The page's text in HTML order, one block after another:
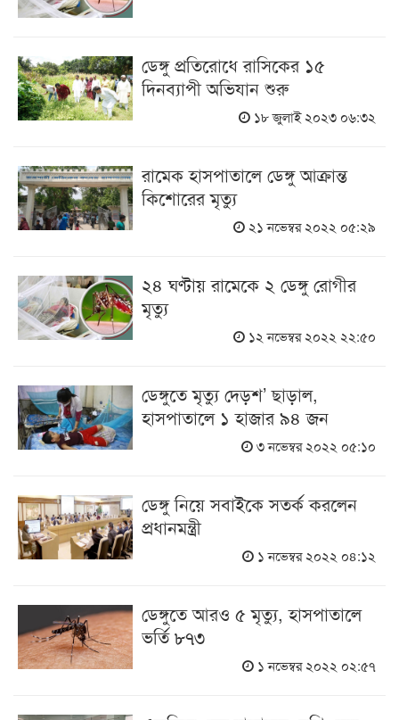
ডেঙ্গু প্রতিরোধে রাসিকের ১৫
দিনব্যাপী অভিযান শুরু
১৮ জুলাই ২০২৩ ০৬:৩২
রামেক হাসপাতালে ডেঙ্গু আক্রান্ত
কিশোরের মৃত্যু
২১ নভেম্বর ২০২২ ০৫:২৯
২৪ ঘণ্টায় রামেকে ২ ডেঙ্গু রোগীর
মৃত্যু
১২ নভেম্বর ২০২২ ২২:৫০
ডেঙ্গুতে মৃত্যু দেড়শ’ ছাড়াল,
হাসপাতালে ১ হাজার ৯৪ জন
৩ নভেম্বর ২০২২ ০৫:১০
ডেঙ্গু নিয়ে সবাইকে সতর্ক করলেন
প্রধানমন্ত্রী
১ নভেম্বর ২০২২ ০৪:১২
ডেঙ্গুতে আরও ৫ মৃত্যু, হাসপাতালে
ভর্তি ৮৭৩
১ নভেম্বর ২০২২ ০২:৫৭